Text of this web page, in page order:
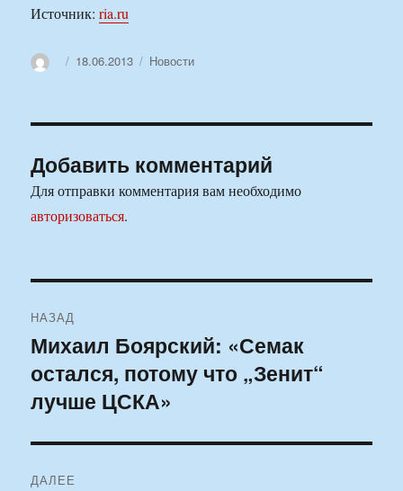
Источник:ria.ru
АвторОпубликовано
18.06.2013 Рубрики
Новости
Добавить комментарий
Для отправки комментария вам необходимо
авторизоваться.
по
записям
НАЗАД
Предыдущая
запись:
Михаил Боярский: «Семак
остался, потому что „Зенит“
лучше ЦСКА»
ДАЛЕЕ